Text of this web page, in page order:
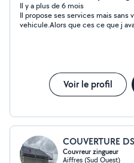
Il y a plus de 6 mois
Il propose ses services mais sans
vehicule.Alors que ces ce que j
Voir le profil
COUVERTURE
Couvreur zingueur
Aiffres (Sud Ouest)